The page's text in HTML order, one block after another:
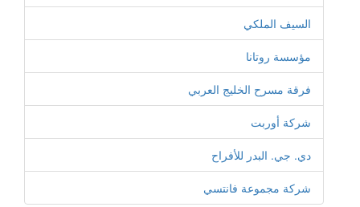
السيف الملكي
مؤسسة روتانا
فرقة مسرح الخليج العربي
شركة أوربت
دي. جي. البدر للأفراح
شركة مجموعة فانتسي